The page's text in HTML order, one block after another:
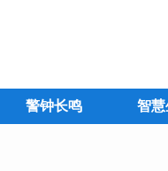
警钟长鸣 智